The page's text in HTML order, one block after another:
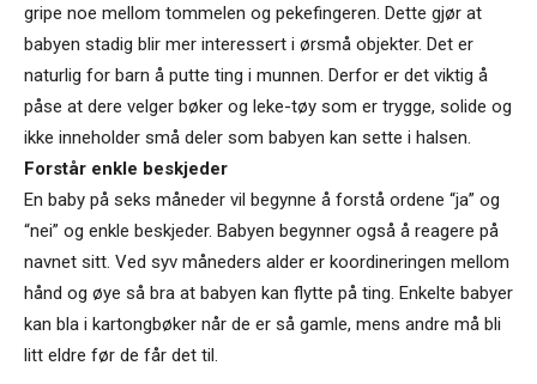
gripe noe mellom tommelen og pekefingeren. Dette gjør at
babyen stadig blir mer interessert i ørsmå objekter. Det er
naturlig for barn å putte ting i munnen. Derfor er det viktig å
påse at dere velger bøker og leke-tøy som er trygge, solide og
ikke inneholder små deler som babyen kan sette i halsen.
Forstår enkle beskjeder
En baby på seks måneder vil begynne å forstå ordene “ja” og
“nei” og enkle beskjeder. Babyen begynner også å reagere på
navnet sitt. Ved syv måneders alder er koordineringen mellom
hånd og øye så bra at babyen kan flytte på ting. Enkelte babyer
kan bla i kartongbøker når de er så gamle, mens andre må bli
litt eldre før de får det til.